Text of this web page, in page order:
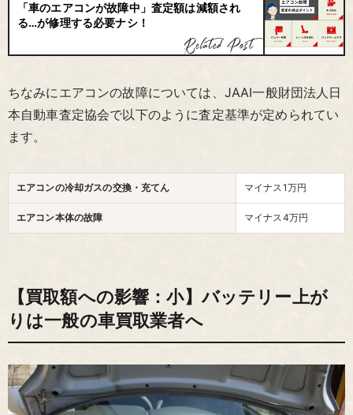
「車のエアコンが故障中」査定額は減額され
る…が修理する必要ナシ！
ちなみにエアコンの故障については、JAAI一般財団法人日
本自動車査定協会で以下のように査定基準が定められてい
ます。
エアコンの冷却ガスの交換・充てん マイナス1万円
エアコン本体の故障 マイナス4万円
【買取額への影響：小】バッテリー上が
りは一般の車買取業者へ